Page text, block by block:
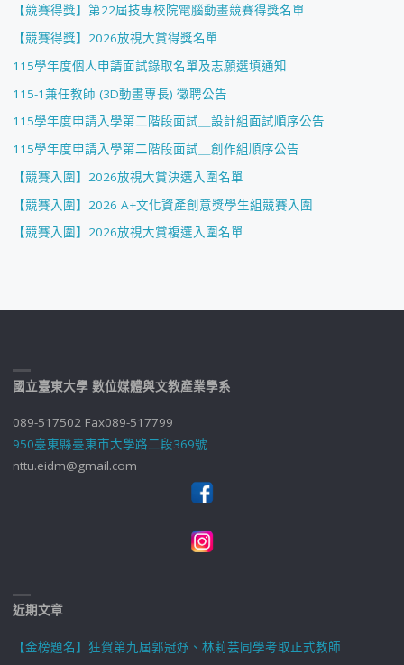
【競賽得獎】第22屆技專校院電腦動畫競賽得獎名單
【競賽得獎】2026放視大賞得獎名單
115學年度個人申請面試錄取名單及志願選填通知
115-1兼任教師 (3D動畫專長) 徵聘公告
115學年度申請入學第二階段面試＿設計組面試順序公告
115學年度申請入學第二階段面試＿創作組順序公告
【競賽入圍】2026放視大賞決選入圍名單
【競賽入圍】2026 A+文化資產創意獎學生組競賽入圍
【競賽入圍】2026放視大賞複選入圍名單
國立臺東大學 數位媒體與文教產業學系
089-517502 Fax089-517799
950臺東縣臺東市大學路二段369號
nttu.eidm@gmail.com
近期文章
【金榜題名】狂賀第九屆郭冠妤、林莉芸同學考取正式教師